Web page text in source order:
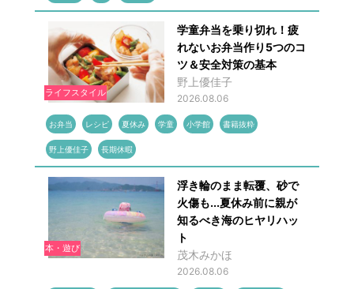
ライフスタイル
学童弁当を乗り切れ！疲
れないお弁当作り5つのコ
ツ＆安全対策の基本
野上優佳子
2026.08.06
お弁当 レシピ 夏休み 学童 小学館 書籍抜粋
野上優佳子 長期休暇
本・遊び
浮き輪のまま転覆、砂で
火傷も...夏休み前に親が
知るべき海のヒヤリハッ
ト
茂木みかほ
2026.08.06